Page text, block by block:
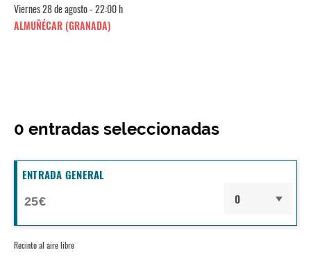
Viernes 28 de agosto - 22:00 h
ALMUÑÉCAR (GRANADA)
0 entradas seleccionadas
ENTRADA GENERAL
25€
Recinto al aire libre